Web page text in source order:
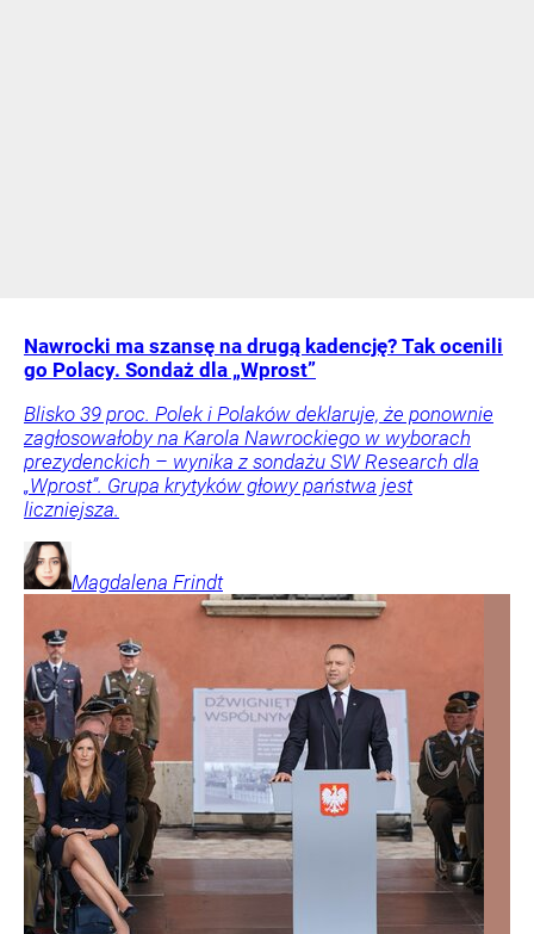
Nawrocki ma szansę na drugą kadencję? Tak ocenili
go Polacy. Sondaż dla „Wprost”
Blisko 39 proc. Polek i Polaków deklaruje, że ponownie
zagłosowałoby na Karola Nawrockiego w wyborach
prezydenckich – wynika z sondażu SW Research dla
„Wprost”. Grupa krytyków głowy państwa jest
liczniejsza.
Magdalena Frindt